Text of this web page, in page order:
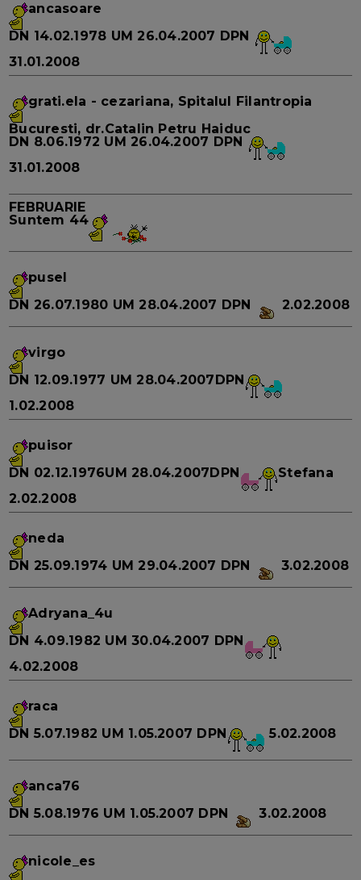
ancasoare
DN 14.02.1978 UM 26.04.2007 DPN
31.01.2008
grati.ela - cezariana, Spitalul Filantropia
Bucuresti, dr.Catalin Petru Haiduc
DN 8.06.1972 UM 26.04.2007 DPN
31.01.2008
FEBRUARIE
Suntem 44
pusel
DN 26.07.1980 UM 28.04.2007 DPN 2.02.2008
virgo
DN 12.09.1977 UM 28.04.2007DPN
1.02.2008
puisor
DN 02.12.1976UM 28.04.2007DPN
Stefana
2.02.2008
neda
DN 25.09.1974 UM 29.04.2007 DPN 3.02.2008
Adryana_4u
DN 4.09.1982 UM 30.04.2007 DPN
4.02.2008
raca
DN 5.07.1982 UM 1.05.2007 DPN 5.02.2008
anca76
DN 5.08.1976 UM 1.05.2007 DPN 3.02.2008
nicole_es